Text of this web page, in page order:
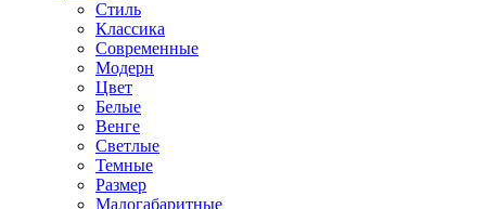
Стиль
Классика
Современные
Модерн
Цвет
Белые
Венге
Светлые
Темные
Размер
Малогабаритные